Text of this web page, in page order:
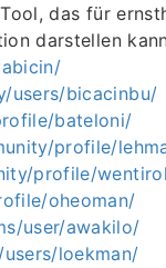
das für
darstellen
users/bicacinbu/
bateloni/
profile/
profile/
oheoman/
user/awakilo/
loekman/